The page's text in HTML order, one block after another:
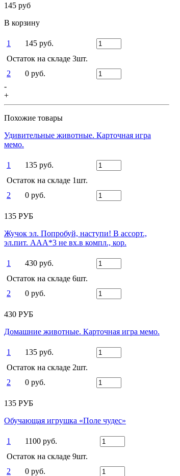
145 руб
В корзину
1
145 руб.
Остаток на складе 3шт.
2
0 руб.
-
+
Похожие товары
Удивительные животные. Карточная игра
мемо.
1
135 руб.
Остаток на складе 1шт.
2
0 руб.
135 РУБ
Жучок эл. Попробуй, наступи! В ассорт.,
эл.пит. ААА*3 не вх.в компл., кор.
1
430 руб.
Остаток на складе 6шт.
2
0 руб.
430 РУБ
Домашние животные. Карточная игра мемо.
1
135 руб.
Остаток на складе 2шт.
2
0 руб.
135 РУБ
Обучающая игрушка «Поле чудес»
1
1100 руб.
Остаток на складе 9шт.
2
0 руб.